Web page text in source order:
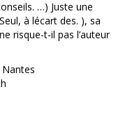
…) Juste une
à lécart des. ), sa
risque-t-il pas l’auteur